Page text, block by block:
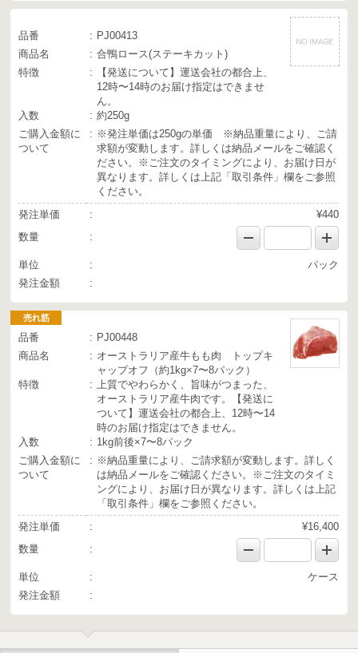
品番
PJ00413
商品名
合鴨ロース(ステーキカット)
特徴
【発送について】運送会社の都合上、
12時〜14時のお届け指定はできませ
ん。
入数
約250g
ご購入金額に
ついて
※発注単価は250gの単価 ※納品重量により、ご請
求額が変動します。詳しくは納品メールをご確認く
ださい。※ご注文のタイミングにより、お届け日が
異なります。詳しくは上記「取引条件」欄をご参照
ください。
発注単価
¥440
数量
単位
パック
発注金額
売れ筋
品番
PJ00448
商品名
オーストラリア産牛もも肉 トップキ
ャップオフ（約1kg×7〜8パック）
特徴
上質でやわらかく、旨味がつまった、
オーストラリア産牛肉です。【発送に
ついて】運送会社の都合上、12時〜14
時のお届け指定はできません。
入数
1kg前後×7〜8パック
ご購入金額に
ついて
※納品重量により、ご請求額が変動します。詳しく
は納品メールをご確認ください。※ご注文のタイミ
ングにより、お届け日が異なります。詳しくは上記
「取引条件」欄をご参照ください。
発注単価
¥16,400
数量
単位
ケース
発注金額